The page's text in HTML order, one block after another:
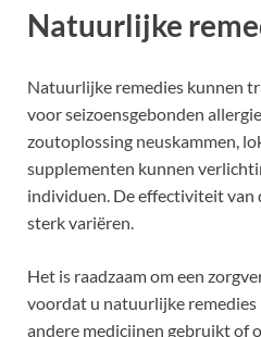
Natuurlijke
Natuurlijke remedies kunnen
voor seizoensgebonden
zoutoplossing neuskammen,
supplementen kunnen
individuen. De effectiviteit van
sterk variëren.
Het is raadzaam om een
voordat u natuurlijke remedies
andere medicijnen gebruikt of